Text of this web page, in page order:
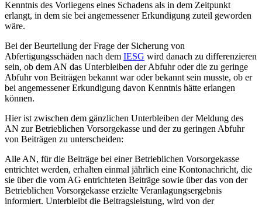
Kenntnis des Vorliegens eines Schadens als in dem Zeitpunkt
erlangt, in dem sie bei angemessener Erkundigung zuteil geworden
wäre.
Bei der Beurteilung der Frage der Sicherung von
Abfertigungsschäden nach dem IESG wird danach zu differenzieren
sein, ob dem AN das Unterbleiben der Abfuhr oder die zu geringe
Abfuhr von Beiträgen bekannt war oder bekannt sein musste, ob er
bei angemessener Erkundigung davon Kenntnis hätte erlangen
können.
Hier ist zwischen dem gänzlichen Unterbleiben der Meldung des
AN zur Betrieblichen Vorsorgekasse und der zu geringen Abfuhr
von Beiträgen zu unterscheiden:
Alle AN, für die Beiträge bei einer Betrieblichen Vorsorgekasse
entrichtet werden, erhalten einmal jährlich eine Kontonachricht, die
sie über die vom AG entrichteten Beiträge sowie über das von der
Betrieblichen Vorsorgekasse erzielte Veranlagungsergebnis
informiert. Unterbleibt die Beitragsleistung, wird von der